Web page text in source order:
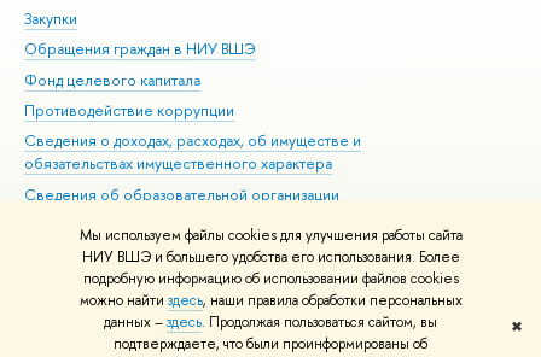
Мы используем файлы cookies для улучшения работы сайта
НИУ ВШЭ и большего удобства его использования. Более
подробную информацию об использовании файлов cookies
можно найти здесь, наши правила обработки персональных
данных –здесь. Продолжая пользоваться сайтом, вы
подтверждаете, что были проинформированы об
✖
Закупки
Обращения граждан в НИУ ВШЭ
Фонд целевого капитала
Противодействие коррупции
Сведения о доходах, расходах, об имуществе и
обязательствах имущественного характера
Сведения об образовательной организации
Людям с ограниченными возможностями здоровья
Единая платежная страница
Работа в Вышке